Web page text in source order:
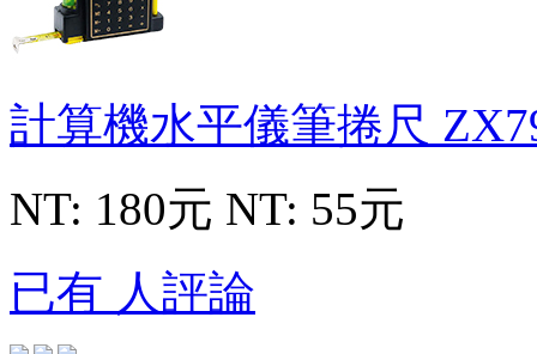
計算機水平儀筆捲尺
NT: 180元 NT: 55元
已有 人評論